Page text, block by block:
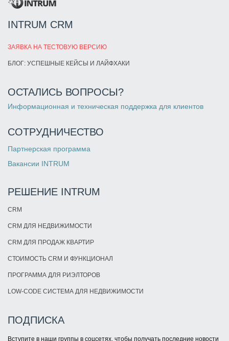
INTRUM CRM
ЗАЯВКА НА ТЕСТОВУЮ ВЕРСИЮ
БЛОГ: УСПЕШНЫЕ КЕЙСЫ И ЛАЙФХАКИ
ОСТАЛИСЬ ВОПРОСЫ?
Информационная и техническая поддержка для клиентов
СОТРУДНИЧЕСТВО
Партнерская программа
Вакансии INTRUM
РЕШЕНИЕ INTRUM
CRM
CRM ДЛЯ НЕДВИЖИМОСТИ
CRM ДЛЯ ПРОДАЖ КВАРТИР
СТОИМОСТЬ CRM И ФУНКЦИОНАЛ
ПРОГРАММА ДЛЯ РИЭЛТОРОВ
LOW-CODE СИСТЕМА ДЛЯ НЕДВИЖИМОСТИ
ПОДПИСКА
Вступите в наши группы в соцсетях, чтобы получать последние новости